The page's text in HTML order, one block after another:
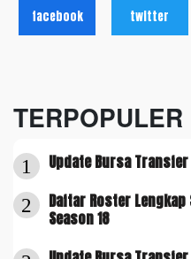
facebook twitter
TERPOPULER
1 Update Bursa
2
Daftar Roster Lengkap
Season 18